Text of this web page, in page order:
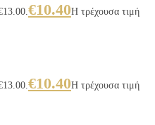
€10.40Η τρέχουσα τιμή
€10.40Η τρέχουσα τιμή